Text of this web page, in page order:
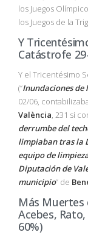
los Juegos
los Juegos de la
Y
Catástrofe
Y el Tricentésimo
(“Inundaciones de
02/06,
València, 231 si
derrumbe del
limpiaban tras la
equipo de
Diputación de
municipio” de
Más Muertes
Acebes,
60%)